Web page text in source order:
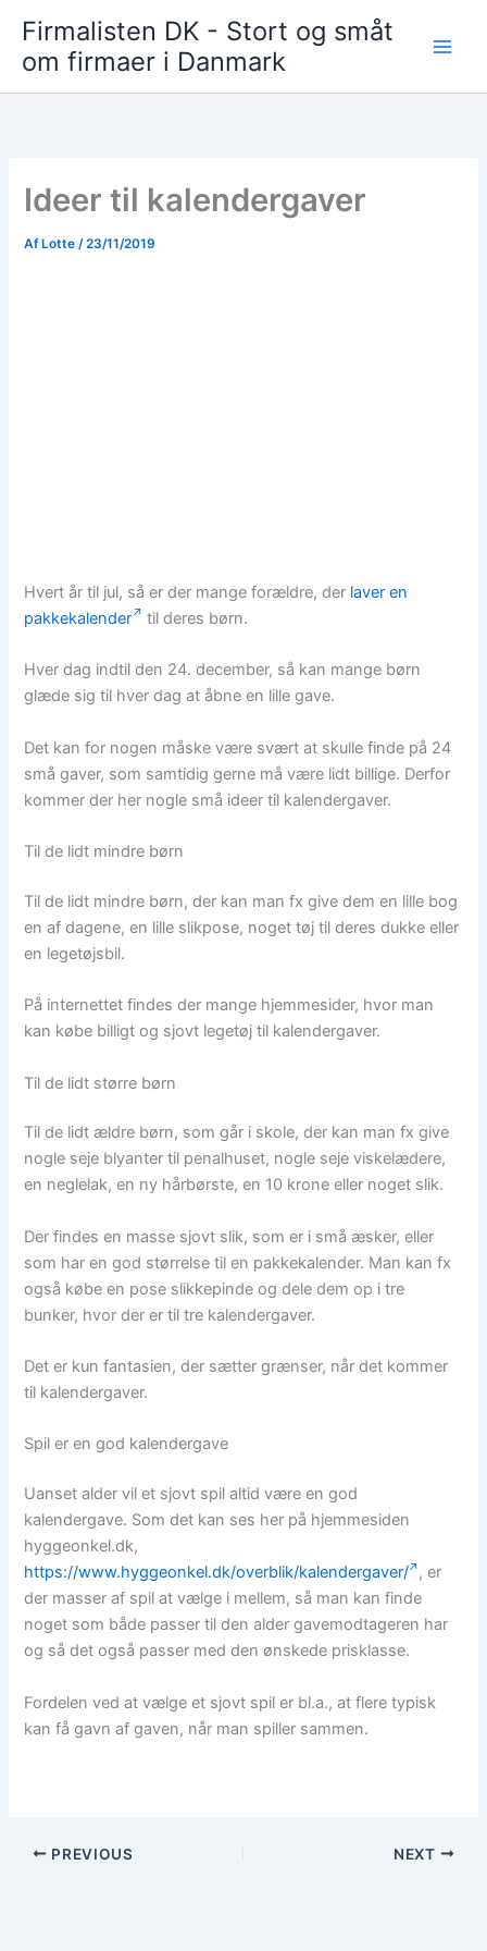
indholdet
Firmalisten DK - Stort og småt
om firmaer i Danmark
Ideer til kalendergaver
Af Lotte/23/11/2019
Hvert år til jul, så er der mange forældre, der laver en
pakkekalender
til deres børn.
Hver dag indtil den 24. december, så kan mange børn
glæde sig til hver dag at åbne en lille gave.
Det kan for nogen måske være svært at skulle finde på 24
små gaver, som samtidig gerne må være lidt billige. Derfor
kommer der her nogle små ideer til kalendergaver.
Til de lidt mindre børn
Til de lidt mindre børn, der kan man fx give dem en lille bog
en af dagene, en lille slikpose, noget tøj til deres dukke eller
en legetøjsbil.
På internettet findes der mange hjemmesider, hvor man
kan købe billigt og sjovt legetøj til kalendergaver.
Til de lidt større børn
Til de lidt ældre børn, som går i skole, der kan man fx give
nogle seje blyanter til penalhuset, nogle seje viskelædere,
en neglelak, en ny hårbørste, en 10 krone eller noget slik.
Der findes en masse sjovt slik, som er i små æsker, eller
som har en god størrelse til en pakkekalender. Man kan fx
også købe en pose slikkepinde og dele dem op i tre
bunker, hvor der er til tre kalendergaver.
Det er kun fantasien, der sætter grænser, når det kommer
til kalendergaver.
Spil er en god kalendergave
Uanset alder vil et sjovt spil altid være en god
kalendergave. Som det kan ses her på hjemmesiden
hyggeonkel.dk,
https://www.hyggeonkel.dk/overblik/kalendergaver/ , er
der masser af spil at vælge i mellem, så man kan finde
noget som både passer til den alder gavemodtageren har
og så det også passer med den ønskede prisklasse.
Fordelen ved at vælge et sjovt spil er bl.a., at flere typisk
kan få gavn af gaven, når man spiller sammen.
PREVIOUS NEXT